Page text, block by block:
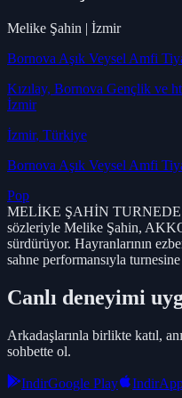
Melike Şahin | İzmir
Bornova Aşık Veysel Amfi
Kızılay, Bornova Gençlik ve
İzmir
İzmir, Türkiye
Bornova Aşık Veysel Amfi
Pop
MELİKE ŞAHİN TURNEDE!
sözleriyle Melike Şahin,
sürdürüyor. Hayranlarının
sahne performansıyla
Canlı deneyimi
Arkadaşlarınla birlikte katıl,
sohbette ol.
IndirGoogle Play Indir